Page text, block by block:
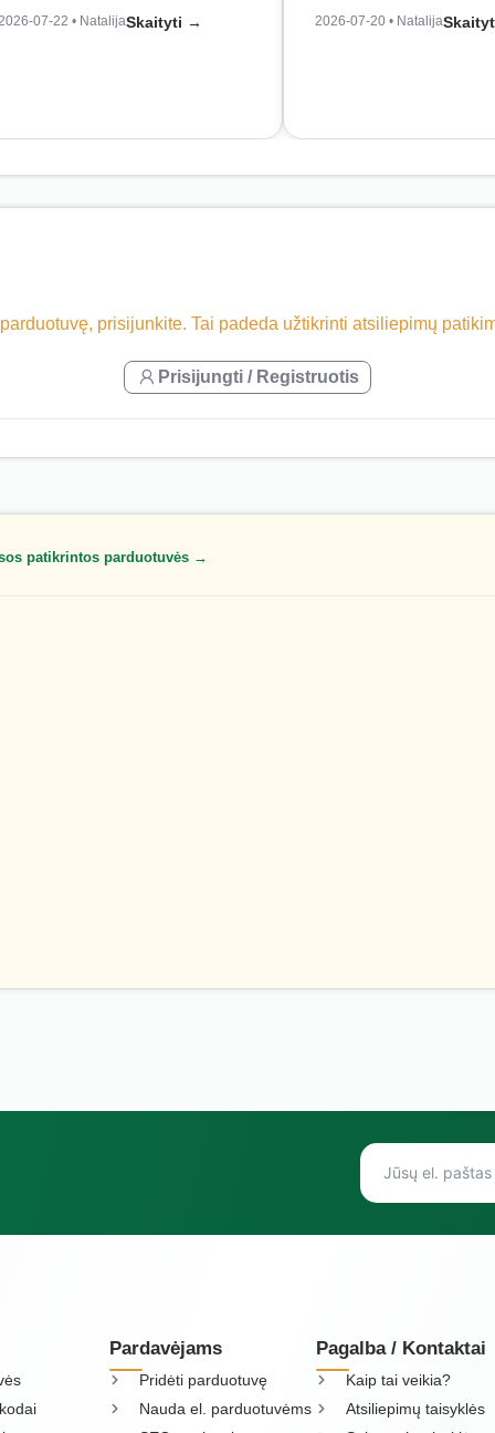
07-22 • NatalijaSkaityti → 2026-07-20 • Natalija
prisijunkite. Tai padeda užtikrinti atsiliepimų
Prisijungti / Registruotis
patikrintos parduotuvės →
Pardavėjams
Pridėti parduotuvę
Nauda el. parduotuvėms
Pagalba / Kontaktai
Kaip tai veikia?
Atsiliepimų taisyklės